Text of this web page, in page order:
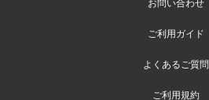
お問い合わせ
ご利用ガイド
よくあるご質問
ご利用規約